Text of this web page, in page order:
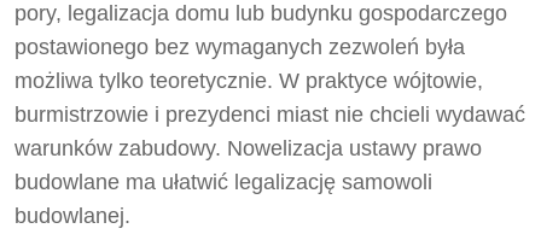
pory, legalizacja domu lub budynku gospodarczego
postawionego bez wymaganych zezwoleń była
możliwa tylko teoretycznie. W praktyce wójtowie,
burmistrzowie i prezydenci miast nie chcieli wydawać
warunków zabudowy. Nowelizacja ustawy prawo
budowlane ma ułatwić legalizację samowoli
budowlanej.